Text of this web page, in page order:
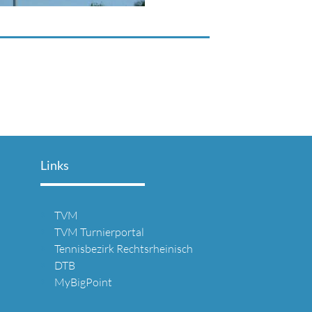
Links
TVM
TVM Turnierportal
Tennisbezirk Rechtsrheinisch
DTB
MyBigPoint